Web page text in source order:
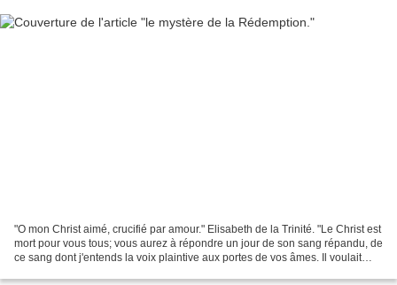
"O mon Christ aimé, crucifié par amour." Elisabeth de la Trinité. "Le Christ est
mort pour vous tous; vous aurez à répondre un jour de son sang répandu, de
ce sang dont j'entends la voix plaintive aux portes de vos âmes. Il voulait